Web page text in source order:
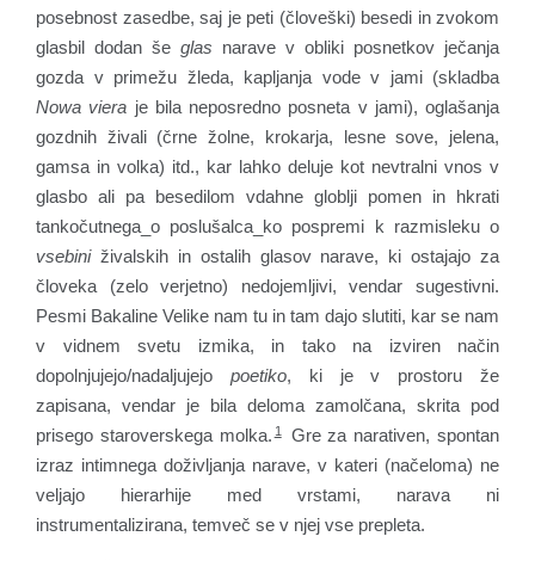
posebnost zasedbe, saj je peti (človeški) besedi in zvokom
glasbil dodan še glas narave v obliki posnetkov ječanja
gozda v primežu žleda, kapljanja vode v jami (skladba
Nowa viera je bila neposredno posneta v jami), oglašanja
gozdnih živali (črne žolne, krokarja, lesne sove, jelena,
gamsa in volka) itd., kar lahko deluje kot nevtralni vnos v
glasbo ali pa besedilom vdahne globlji pomen in hkrati
tankočutnega_o poslušalca_ko pospremi k razmisleku o
vsebiniživalskih in ostalih glasov narave, ki ostajajo za
človeka (zelo verjetno) nedojemljivi, vendar sugestivni.
Pesmi Bakaline Velike nam tu in tam dajo slutiti, kar se nam
v vidnem svetu izmika, in tako na izviren način
dopolnjujejo/nadaljujejo poetiko, ki je v prostoru že
zapisana, vendar je bila deloma zamolčana, skrita pod
prisego staroverskega molka. 1
Gre za narativen, spontan
izraz intimnega doživljanja narave, v kateri (načeloma) ne
veljajo hierarhije med vrstami, narava ni
instrumentalizirana, temveč se v njej vse prepleta.